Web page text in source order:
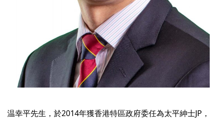
温幸平先生，於2014年獲香港特區政府委任為太平紳士JP，